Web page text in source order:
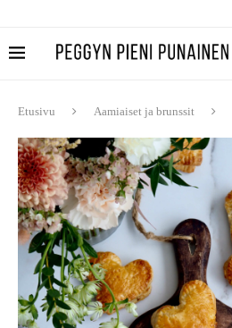
Etusivu Aamiaiset ja brunssit